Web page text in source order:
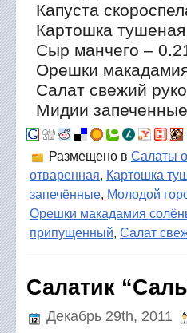
Капуста
Картошка
Сыр манчего –
Орешки
Салат свежий
Мидии
Размещено в Салаты
отваренная, Картошка
запечённые, Молодой
Орешки макадамия
припущенный, Салат
Салатик
Декабрь 29th, 2011